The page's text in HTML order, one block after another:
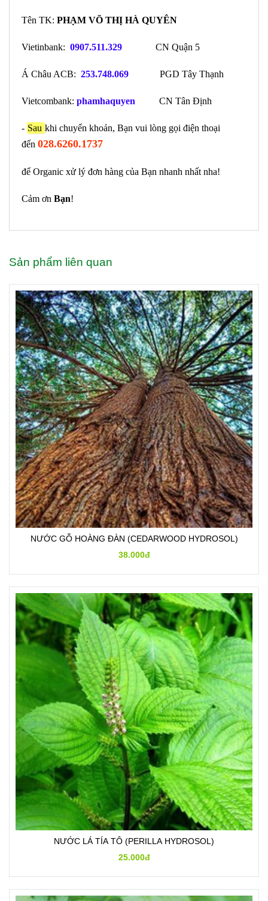
Tên TK: PHẠM VÕ THỊ HÀ QUYÊN
Vietinbank: 0907.511.329 CN Quận 5
Á Châu ACB: 253.748.069 PGD Tây Thạnh
Vietcombank: phamhaquyen CN Tân Định
- Sau khi chuyển khoản, Bạn vui lòng gọi điện thoại
đến 028.6260.1737
để Organic xử lý đơn hàng của Bạn nhanh nhất nha!
Cảm ơn Bạn!
Sản phẩm liên quan
NƯỚC GỖ HOÀNG ĐÀN (CEDARWOOD HYDROSOL)
38.000đ
NƯỚC LÁ TÍA TÔ (PERILLA HYDROSOL)
25.000đ